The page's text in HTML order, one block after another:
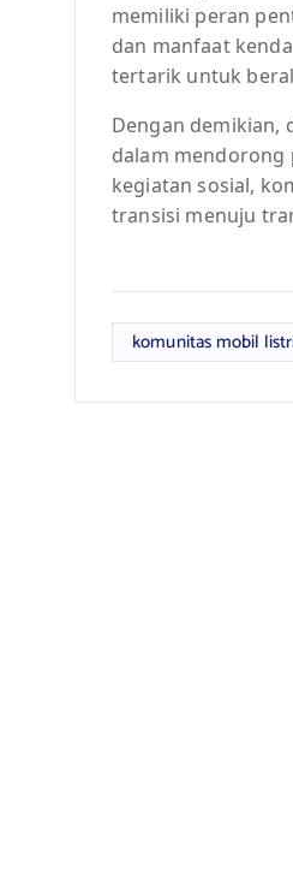
memiliki peran
dan manfaat
tertarik untuk
Dengan demikian,
dalam mendorong
kegiatan sosial,
transisi menuju
komunitas mobil